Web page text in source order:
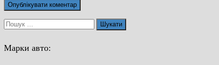
Пошук:
Марки авто: